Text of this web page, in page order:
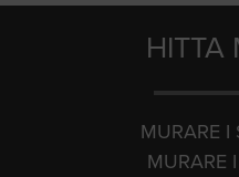
HITTA
MURARE I
MURARE